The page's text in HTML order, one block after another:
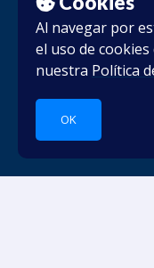
Al navegar por
el uso de
nuestra Política
OK